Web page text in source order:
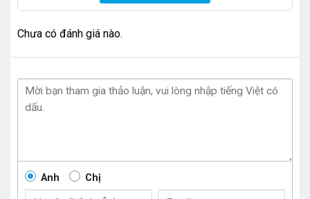
Chưa có đánh giá nào.
Anh Chị